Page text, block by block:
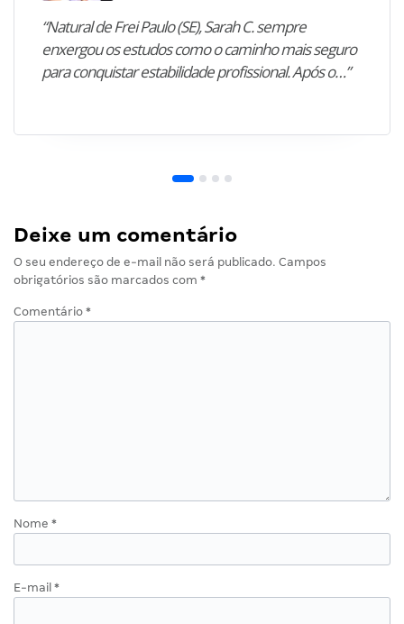
“Natural de Frei Paulo (SE), Sarah C. sempre
enxergou os estudos como o caminho mais seguro
para conquistar estabilidade profissional. Após o…”
Deixe um comentário
O seu endereço de e-mail não será publicado. Campos
obrigatórios são marcados com *
Comentário *
Nome *
E-mail *